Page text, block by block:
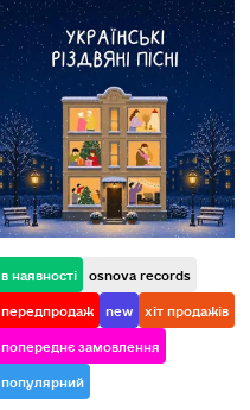
в наявності osnova records
передпродаж new хіт продажів
попереднє замовлення
популярний